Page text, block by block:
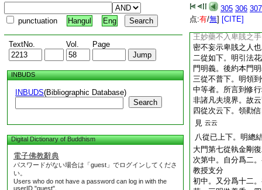
punctuation Hangul Eng
TextNo. Vol. Page
INBUDS
INBUDS(Bibliographic Database)
Search
Digital Dictionary of Buddhism
電子佛教辭典
パスワードがない場合は「guest」でログインしてくださ
い。
Users who do not have a password can log in with the
userID "guest".
305 306 307
点:有/無] [CITE]
義。二明引法華證
初中。此經是法王
此經聖者所祕故不
王妙藥不入卑賎之
密不妄示卑賎之人也
二從如下。明引法
門明義。後約本門
三從不普下。明領
中等者。所言到修
非諸凡夫境界。故
四從次云下。領勸
見 云云
八從已上下。明總
大門第七從執金剛
次第中。自分爲二
教授支分
初中。又分爲十二